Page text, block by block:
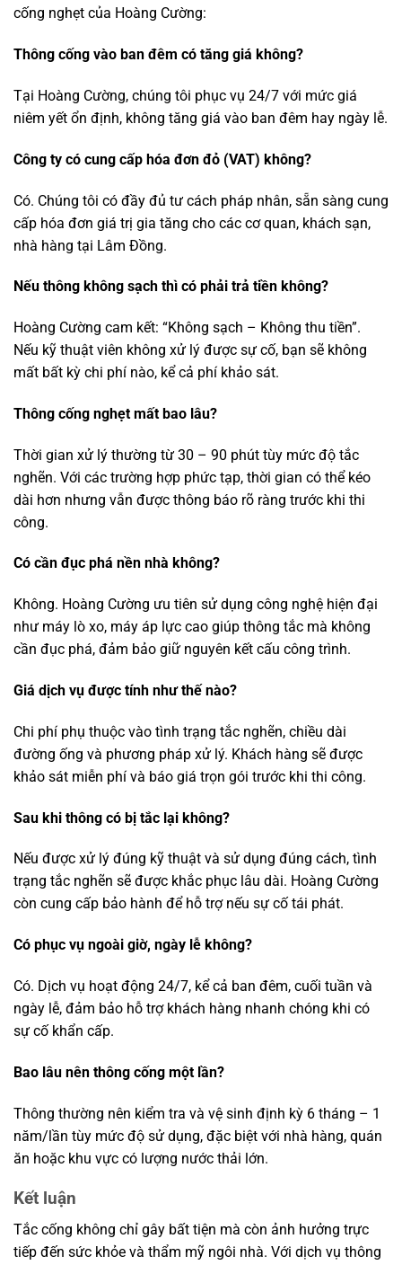
cống nghẹt của Hoàng Cường:
Thông cống vào ban đêm có tăng giá không?
Tại Hoàng Cường, chúng tôi phục vụ 24/7 với mức giá
niêm yết ổn định, không tăng giá vào ban đêm hay ngày lễ.
Công ty có cung cấp hóa đơn đỏ (VAT) không?
Có. Chúng tôi có đầy đủ tư cách pháp nhân, sẵn sàng cung
cấp hóa đơn giá trị gia tăng cho các cơ quan, khách sạn,
nhà hàng tại Lâm Đồng.
Nếu thông không sạch thì có phải trả tiền không?
Hoàng Cường cam kết: “Không sạch – Không thu tiền”.
Nếu kỹ thuật viên không xử lý được sự cố, bạn sẽ không
mất bất kỳ chi phí nào, kể cả phí khảo sát.
Thông cống nghẹt mất bao lâu?
Thời gian xử lý thường từ 30 – 90 phút tùy mức độ tắc
nghẽn. Với các trường hợp phức tạp, thời gian có thể kéo
dài hơn nhưng vẫn được thông báo rõ ràng trước khi thi
công.
Có cần đục phá nền nhà không?
Không. Hoàng Cường ưu tiên sử dụng công nghệ hiện đại
như máy lò xo, máy áp lực cao giúp thông tắc mà không
cần đục phá, đảm bảo giữ nguyên kết cấu công trình.
Giá dịch vụ được tính như thế nào?
Chi phí phụ thuộc vào tình trạng tắc nghẽn, chiều dài
đường ống và phương pháp xử lý. Khách hàng sẽ được
khảo sát miễn phí và báo giá trọn gói trước khi thi công.
Sau khi thông có bị tắc lại không?
Nếu được xử lý đúng kỹ thuật và sử dụng đúng cách, tình
trạng tắc nghẽn sẽ được khắc phục lâu dài. Hoàng Cường
còn cung cấp bảo hành để hỗ trợ nếu sự cố tái phát.
Có phục vụ ngoài giờ, ngày lễ không?
Có. Dịch vụ hoạt động 24/7, kể cả ban đêm, cuối tuần và
ngày lễ, đảm bảo hỗ trợ khách hàng nhanh chóng khi có
sự cố khẩn cấp.
Bao lâu nên thông cống một lần?
Thông thường nên kiểm tra và vệ sinh định kỳ 6 tháng – 1
năm/lần tùy mức độ sử dụng, đặc biệt với nhà hàng, quán
ăn hoặc khu vực có lượng nước thải lớn.
Kết luận
Tắc cống không chỉ gây bất tiện mà còn ảnh hưởng trực
tiếp đến sức khỏe và thẩm mỹ ngôi nhà. Với dịch vụ thông